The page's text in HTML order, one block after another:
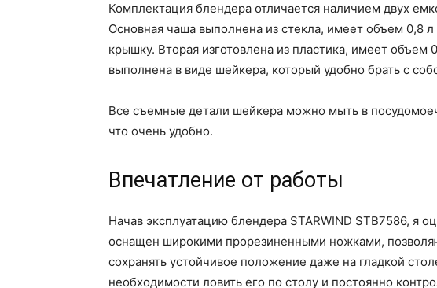
Комплектация блендера отличается наличием двух
Основная чаша выполнена из стекла, имеет объем 0,8
крышку. Вторая изготовлена из пластика, имеет объем
выполнена в виде шейкера, который удобно брать с
Все съемные детали шейкера можно мыть в
что очень удобно.
Впечатление от работы
Начав эксплуатацию блендера STARWIND STB7586, я
оснащен широкими прорезиненными ножками,
сохранять устойчивое положение даже на гладкой
необходимости ловить его по столу и постоянно